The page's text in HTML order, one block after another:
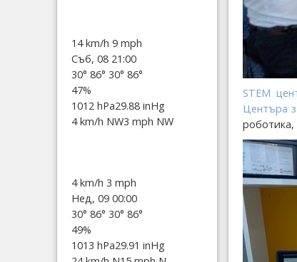
STEM
Центъра
роботика,
14 km/h 9 mph
Съб, 08 21:00
30° 86° 30° 86°
47%
1012 hPa29.88 inHg
4 km/h NW3 mph NW
4 km/h 3 mph
Нед, 09 00:00
30° 86° 30° 86°
49%
1013 hPa29.91 inHg